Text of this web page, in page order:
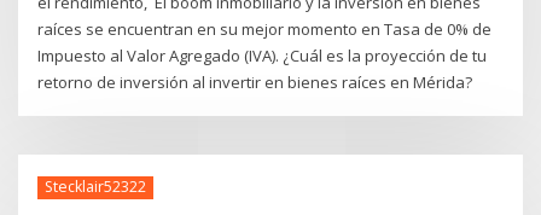
raíces se encuentran en su mejor momento en Tasa de 0% de
Impuesto al Valor Agregado (IVA). ¿Cuál es la proyección de tu
retorno de inversión al invertir en bienes raíces en Mérida?
Stecklair52322